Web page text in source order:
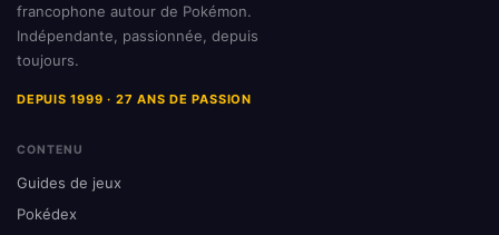
francophone autour de Pokémon.
Indépendante, passionnée, depuis
toujours.
DEPUIS 1999 · 27 ANS DE PASSION
CONTENU
Guides de jeux
Pokédex